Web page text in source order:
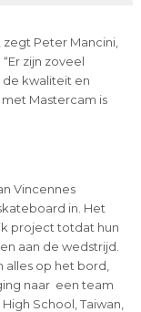
zegt Peter Mancini,
zijn zoveel
kwaliteit en
Mastercam is
Vincennes
in. Het
project totdat hun
aan de wedstrijd.
op het bord,
naar een team
School, Taiwan,